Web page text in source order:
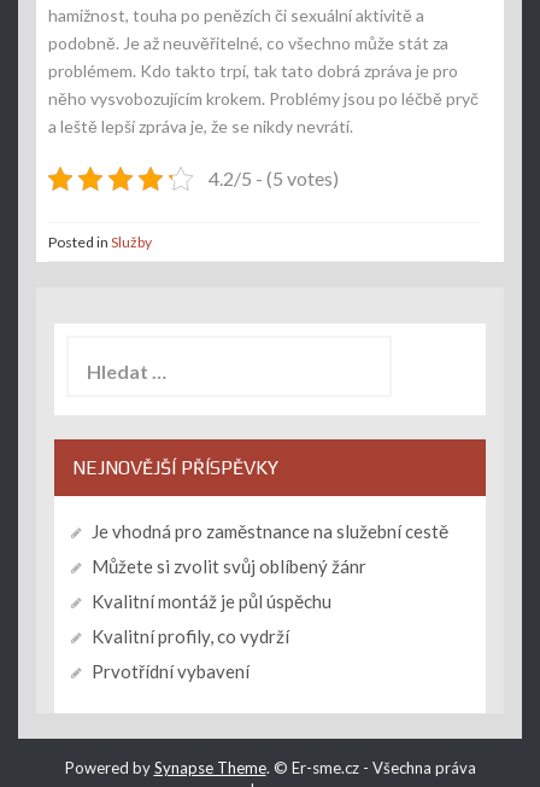
hamižnost, touha po penězích či sexuální aktivitě a
podobně. Je až neuvěřitelné, co všechno může stát za
problémem. Kdo takto trpí, tak tato dobrá zpráva je pro
něho vysvobozujícím krokem. Problémy jsou po léčbě pryč
a leště lepší zpráva je, že se nikdy nevrátí.
4.2/5 - (5 votes)
Posted in Služby
NEJNOVĚJŠÍ PŘÍSPĚVKY
Je vhodná pro zaměstnance na služební cestě
Můžete si zvolit svůj oblíbený žánr
Kvalitní montáž je půl úspěchu
Kvalitní profily, co vydrží
Prvotřídní vybavení
Powered bySynapse Theme. © Er-sme.cz - Všechna práva